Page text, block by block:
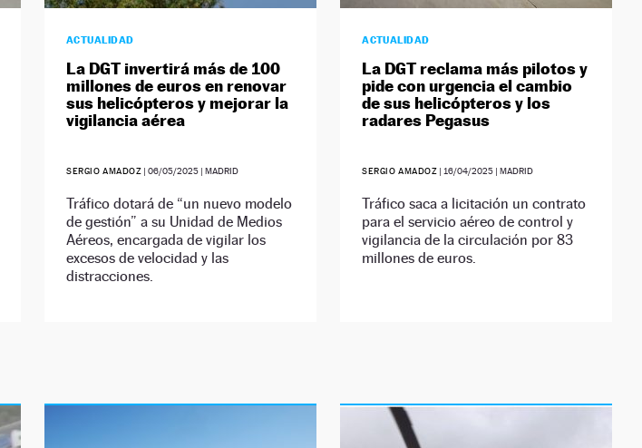
ACTUALIDAD
La DGT invertirá más de 100
millones de euros en renovar
sus helicópteros y mejorar la
vigilancia aérea
SERGIO AMADOZ |06/05/2025 | MADRID
Tráfico dotará de “un nuevo modelo
de gestión” a su Unidad de Medios
Aéreos, encargada de vigilar los
excesos de velocidad y las
distracciones.
ACTUALIDAD
La DGT reclama más pilotos y
pide con urgencia el cambio
de sus helicópteros y los
radares Pegasus
SERGIO AMADOZ | 16/04/2025 | MADRID
Tráfico saca a licitación un contrato
para el servicio aéreo de control y
vigilancia de la circulación por 83
millones de euros.